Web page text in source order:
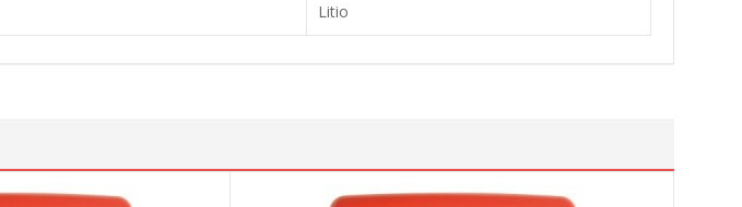
Litio